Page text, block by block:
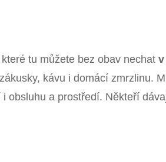
tu můžete bez obav nechat
kávu i domácí zmrzlinu.
obsluhu a prostředí. Někteří